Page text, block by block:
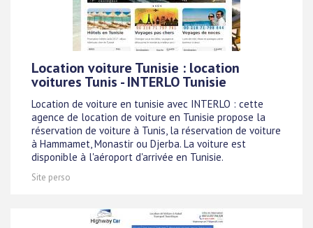
Location voiture Tunisie : location
voitures Tunis - INTERLO Tunisie
Location de voiture en tunisie avec INTERLO : cette
agence de location de voiture en Tunisie propose la
réservation de voiture à Tunis, la réservation de voiture
à Hammamet, Monastir ou Djerba. La voiture est
disponible à l'aéroport d'arrivée en Tunisie.
Site perso